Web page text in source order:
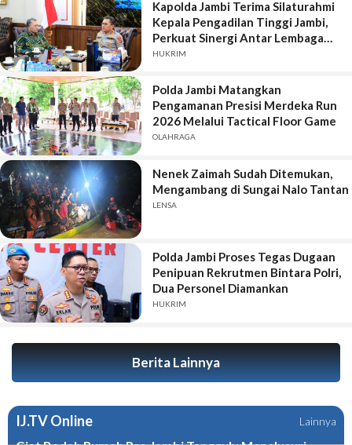
Kapolda Jambi Terima Silaturahmi
Kepala Pengadilan Tinggi Jambi,
Perkuat Sinergi Antar Lembaga
Penegak Hukum
HUKRIM
Polda Jambi Matangkan
Pengamanan Presisi Merdeka Run
2026 Melalui Tactical Floor Game
OLAHRAGA
Nenek Zaimah Sudah Ditemukan,
Mengambang di Sungai Nalo Tantan
LENSA
Polda Jambi Proses Tegas Dugaan
Penipuan Rekrutmen Bintara Polri,
Dua Personel Diamankan
HUKRIM
Berita Lainnya
IJ.TV Online Lainnya